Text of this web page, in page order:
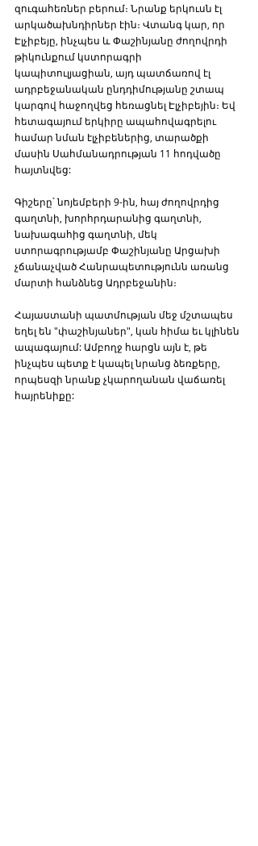
զուգահեռներ բերում։ Նրանք երկուսն էլ
արկածախնդիրներ էին։ Վտանգ կար, որ
Էլչիբեյը, ինչպես և Փաշինյանը ժողովրդի
թիկունքում կստորագրի
կապիտուլյացիան, այդ պատճառով էլ
ադրբեջանական ընդդիմությանը շտապ
կարգով հաջողվեց հեռացնել Էլչիբեյին։ Եվ
հետագայում երկիրը ապահովագրելու
համար նման էլչիբեներից, տարածքի
մասին Սահմանադրության 11 հոդվածը
հայտնվեց:
Գիշերը՝ նոյեմբերի 9-ին, հայ ժողովրդից
գաղտնի, խորհրդարանից գաղտնի,
նախագահից գաղտնի, մեկ
ստորագրությամբ Փաշինյանը Արցախի
չճանաչված Հանրապետությունն առանց
մարտի հանձնեց Ադրբեջանին։
Հայաստանի պատմության մեջ մշտապես
եղել են "փաշինյաներ", կան հիմա եւ կլինեն
ապագայում: Ամբողջ հարցն այն է, թե
ինչպես պետք է կապել նրանց ձեռքերը,
որպեսզի նրանք չկարողանան վաճառել
հայրենիքը: